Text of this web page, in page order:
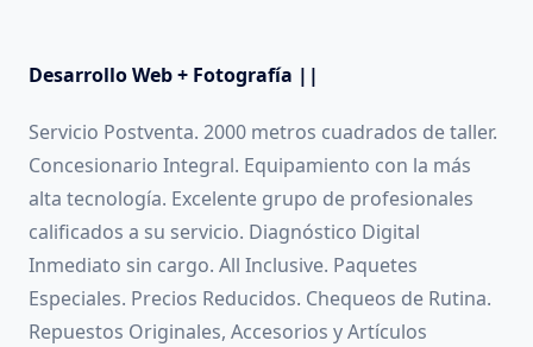
Desarrollo Web + Fotografía ||
Servicio Postventa. 2000 metros cuadrados de taller.
Concesionario Integral. Equipamiento con la más
alta tecnología. Excelente grupo de profesionales
calificados a su servicio. Diagnóstico Digital
Inmediato sin cargo. All Inclusive. Paquetes
Especiales. Precios Reducidos. Chequeos de Rutina.
Repuestos Originales, Accesorios y Artículos